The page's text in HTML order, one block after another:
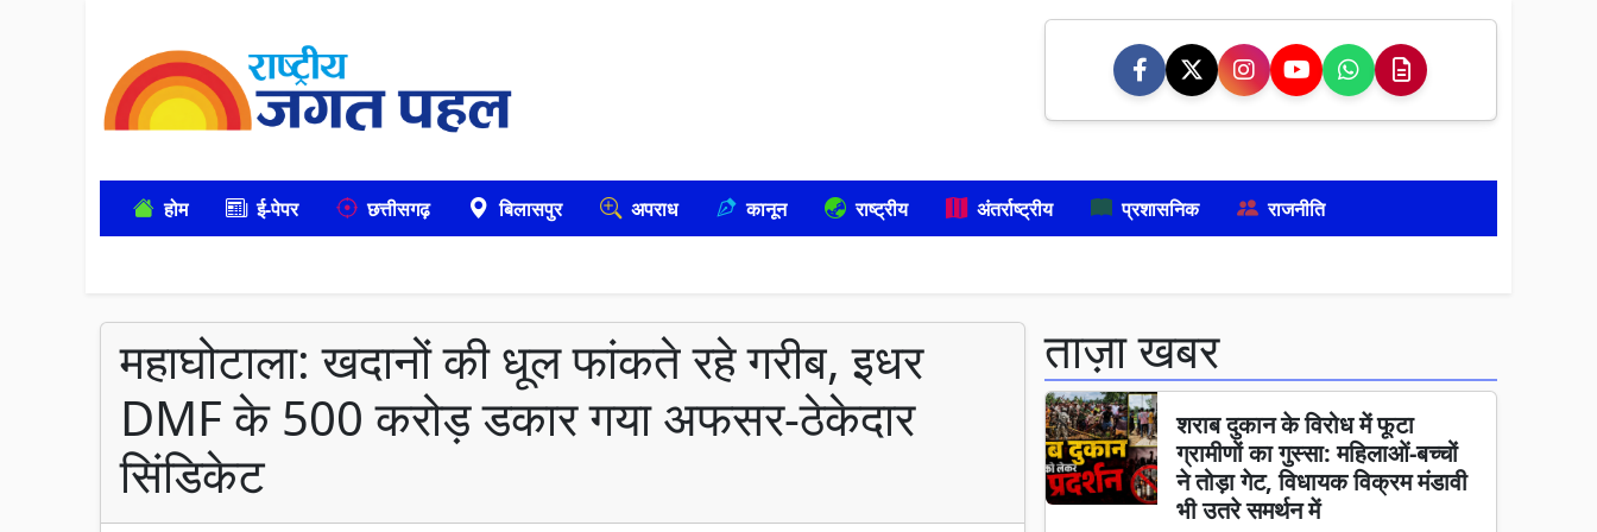
होम ई-पेपर छत्तीसगढ़ बिलासपुर अपराध कानून राष्ट्रीय अंतर्राष्ट्रीय प्रशासनिक राजनीति
महाघोटाला: खदानों की धूल फांकते रहे गरीब, इधर
DMF के 500 करोड़ डकार गया अफसर-ठेकेदार
सिंडिकेट
ताज़ा खबर
शराब दुकान के विरोध में फूटा
ग्रामीणों का गुस्सा: महिलाओं-बच्चों
ने तोड़ा गेट, विधायक विक्रम मंडावी
भी उतरे समर्थन में